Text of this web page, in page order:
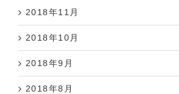
2018年11月
2018年10月
2018年9月
2018年8月